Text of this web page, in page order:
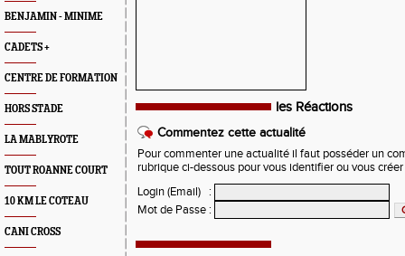
BENJAMIN - MINIME
CADETS +
CENTRE DE FORMATION
HORS STADE
LA MABLYROTE
TOUT ROANNE COURT
10 KM LE COTEAU
CANI CROSS
les Réactions
Commentez cette actualité
Pour commenter une actualité il faut posséder un
rubrique ci-dessous pour vous identifier ou vous
Login (Email)
:
Mot de Passe :